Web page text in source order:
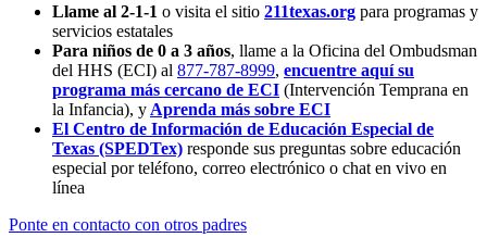
Llame al 2-1-1 o visita el sitio 211texas.org para programas y
servicios estatales
Para niños de 0 a 3 años, llame a la Oficina del Ombudsman
del HHS (ECI) al 877-787-8999, encuentre aquí su
programa más cercano de ECI (Intervención Temprana en
la Infancia), y Aprenda más sobre ECI
El Centro de Información de Educación Especial de
Texas (SPEDTex) responde sus preguntas sobre educación
especial por teléfono, correo electrónico o chat en vivo en
línea
Ponte en contacto con otros padres